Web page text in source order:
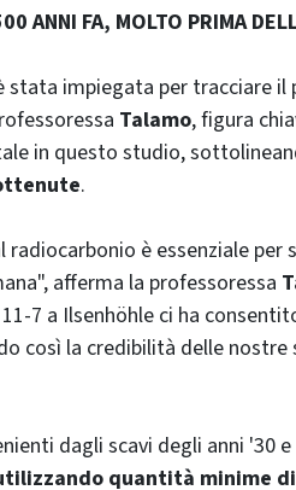
ANNI FA, MOLTO PRIMA
stata impiegata per tracciare il
Talamo, figura
in questo studio,
.
è essenziale per
afferma la professoressa
7 a Ilsenhöhle ci ha
così la credibilità delle nostre
dagli scavi degli anni '30
quantità minime di